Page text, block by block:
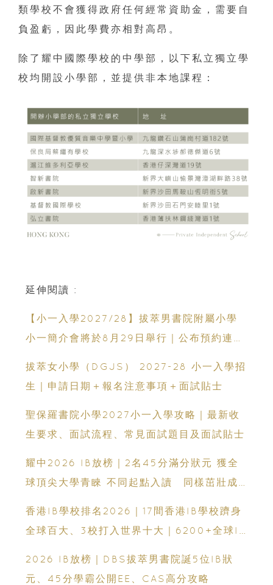
類學校不會獲得政府任何經常資助金，需要自
負盈虧，因此學費亦相對高昂。
除了耀中國際學校的中學部，以下私立獨立學
校均開設小學部，並提供非本地課程：
延伸閱讀 :
【小一入學2027/28】拔萃男書院附屬小學
小一簡介會將於8月29日舉行｜公布預約連結
拔萃女小學（DGJS） 2027-28 小一入學招
生｜申請日期＋報名注意事項＋面試貼士
聖保羅書院小學2027小一入學攻略｜最新收
生要求、面試流程、常見面試題目及面試貼士
耀中2026 IB放榜｜2名45分滿分狀元 獲全
球頂尖大學青睞 不同起點入讀 同樣茁壯成
香港IB學校排名2026｜17間香港IB學校躋身
全球百大、3校打入世界十大｜6200+全球IB
2026 IB放榜｜DBS拔萃男書院誕5位IB狀
元、45分學霸公開EE、CAS高分攻略